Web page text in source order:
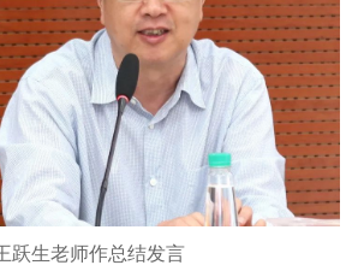
跃生老师作总结发言